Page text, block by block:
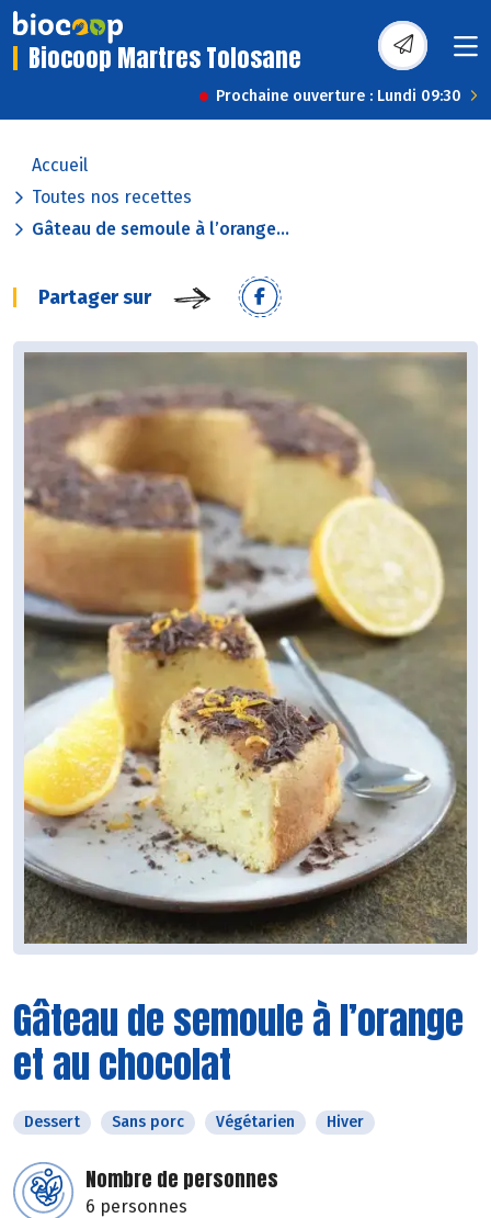
Biocoop Martres Tolosane
Prochaine ouverture : Lundi 09:30
Accueil
Toutes nos recettes
Gâteau de semoule à l’orange...
Partager sur
Gâteau de semoule à l’orange
et au chocolat
Dessert Sans porc Végétarien Hiver
Nombre de personnes
6 personnes